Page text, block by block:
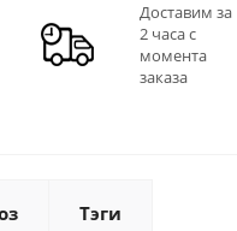
Доставим за
2 часа с
момента
заказа
Тэги